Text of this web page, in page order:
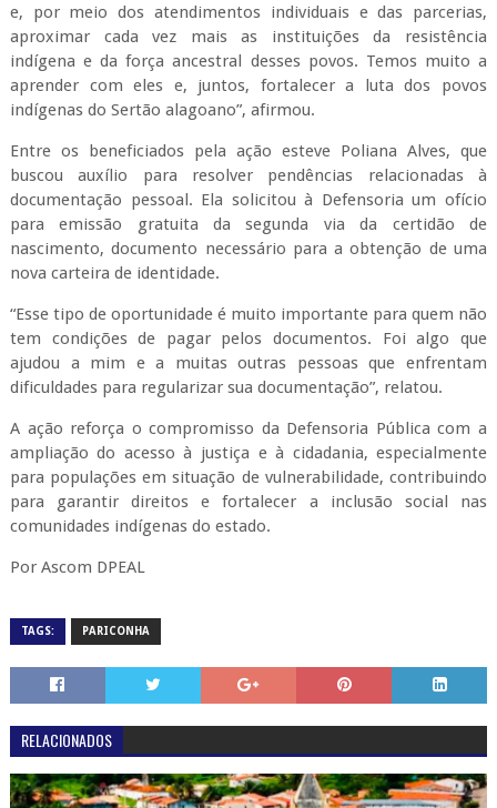
e, por meio dos atendimentos individuais e das parcerias,
aproximar cada vez mais as instituições da resistência
indígena e da força ancestral desses povos. Temos muito a
aprender com eles e, juntos, fortalecer a luta dos povos
indígenas do Sertão alagoano”, afirmou.
Entre os beneficiados pela ação esteve Poliana Alves, que
buscou auxílio para resolver pendências relacionadas à
documentação pessoal. Ela solicitou à Defensoria um ofício
para emissão gratuita da segunda via da certidão de
nascimento, documento necessário para a obtenção de uma
nova carteira de identidade.
“Esse tipo de oportunidade é muito importante para quem não
tem condições de pagar pelos documentos. Foi algo que
ajudou a mim e a muitas outras pessoas que enfrentam
dificuldades para regularizar sua documentação”, relatou.
A ação reforça o compromisso da Defensoria Pública com a
ampliação do acesso à justiça e à cidadania, especialmente
para populações em situação de vulnerabilidade, contribuindo
para garantir direitos e fortalecer a inclusão social nas
comunidades indígenas do estado.
Por Ascom DPEAL
TAGS: PARICONHA
RELACIONADOS